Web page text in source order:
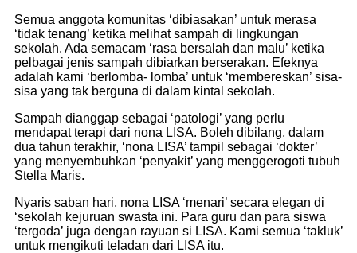
Semua anggota komunitas ‘dibiasakan’ untuk merasa
‘tidak tenang’ ketika melihat sampah di lingkungan
sekolah. Ada semacam ‘rasa bersalah dan malu’ ketika
pelbagai jenis sampah dibiarkan berserakan. Efeknya
adalah kami ‘berlomba- lomba’ untuk ‘membereskan’ sisa-
sisa yang tak berguna di dalam kintal sekolah.
Sampah dianggap sebagai ‘patologi’ yang perlu
mendapat terapi dari nona LISA. Boleh dibilang, dalam
dua tahun terakhir, ‘nona LISA’ tampil sebagai ‘dokter’
yang menyembuhkan ‘penyakit’ yang menggerogoti tubuh
Stella Maris.
Nyaris saban hari, nona LISA ‘menari’ secara elegan di
‘sekolah kejuruan swasta ini. Para guru dan para siswa
‘tergoda’ juga dengan rayuan si LISA. Kami semua ‘takluk’
untuk mengikuti teladan dari LISA itu.